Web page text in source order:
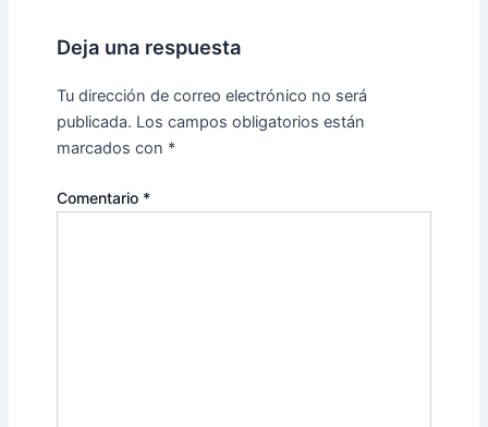
Deja una respuesta
Tu dirección de correo electrónico no será
publicada. Los campos obligatorios están
marcados con *
Comentario *